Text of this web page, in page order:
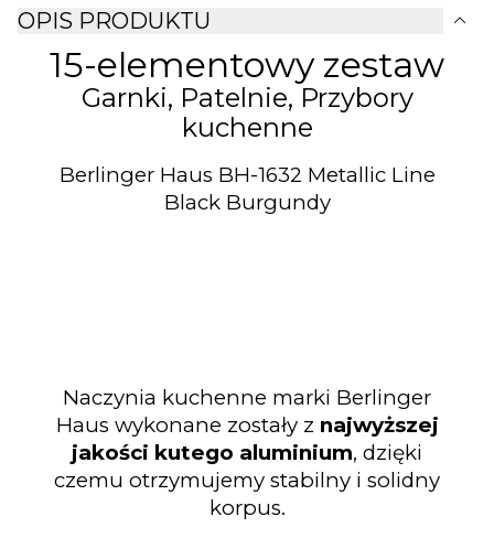
OPIS PRODUKTU expand_more
15-elementowy zestaw
Garnki, Patelnie, Przybory
kuchenne
Berlinger Haus BH-1632 Metallic Line
Black Burgundy
Naczynia kuchenne marki Berlinger
Haus wykonane zostały z najwyższej
jakości kutego aluminium, dzięki
czemu otrzymujemy stabilny i solidny
korpus.